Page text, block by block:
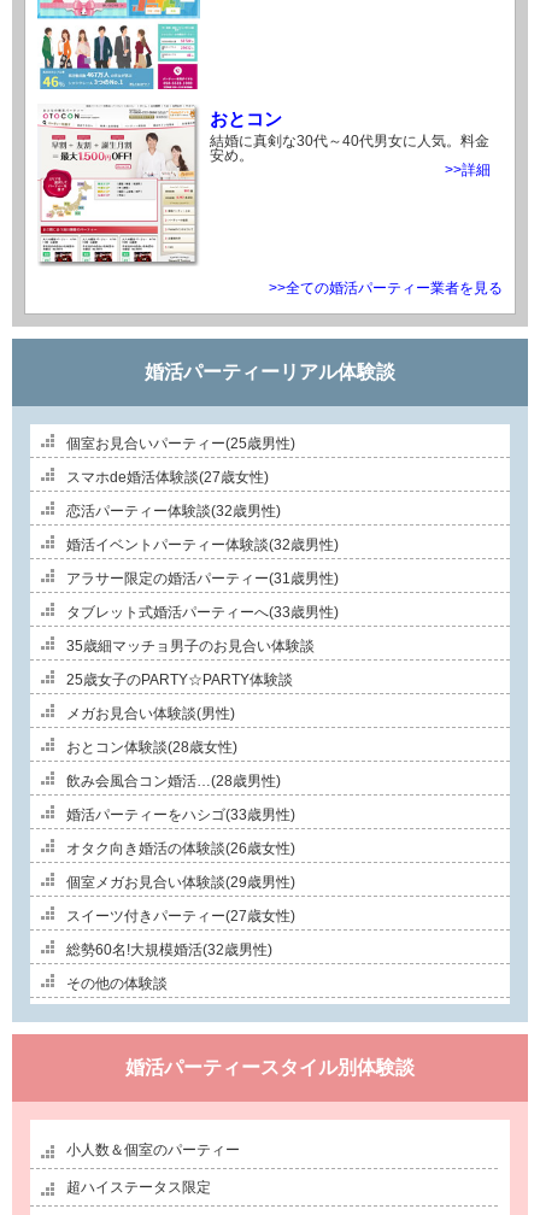
おとコン
結婚に真剣な30代～40代男女に人気。料金
安め。
>>詳細
>>全ての婚活パーティー業者を見る
婚活パーティーリアル体験談
個室お見合いパーティー(25歳男性)
スマホde婚活体験談(27歳女性)
恋活パーティー体験談(32歳男性)
婚活イベントパーティー体験談(32歳男性)
アラサー限定の婚活パーティー(31歳男性)
タブレット式婚活パーティーへ(33歳男性)
35歳細マッチョ男子のお見合い体験談
25歳女子のPARTY☆PARTY体験談
メガお見合い体験談(男性)
おとコン体験談(28歳女性)
飲み会風合コン婚活…(28歳男性)
婚活パーティーをハシゴ(33歳男性)
オタク向き婚活の体験談(26歳女性)
個室メガお見合い体験談(29歳男性)
スイーツ付きパーティー(27歳女性)
総勢60名!大規模婚活(32歳男性)
その他の体験談
婚活パーティースタイル別体験談
小人数＆個室のパーティー
超ハイステータス限定